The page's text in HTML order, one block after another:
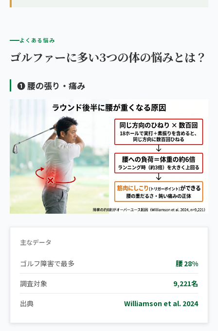
よくある悩み
ゴルファーに多い3つの体の悩みとは？
❶ 腰の張り・痛み
主なデータ
ゴルフ障害で最多 腰 28%
調査対象 9,221名
出典 Williamson et al. 2024